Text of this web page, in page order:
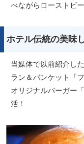
べながらローストビ
ホテル伝統の美味
当媒体で以前紹介し
ラン＆バンケット「
オリジナルバーガー
活！